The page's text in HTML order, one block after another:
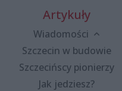
Artykuły
Wiadomości
Szczecin w budowie
Szczecińscy pionierzy
Jak jedziesz?